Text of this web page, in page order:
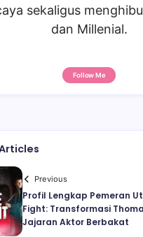
sekaligus
dan Millenial.
Follow Me
Previous
Profil Lengkap Pemeran
Fight: Transformasi
Jajaran Aktor Berbakat